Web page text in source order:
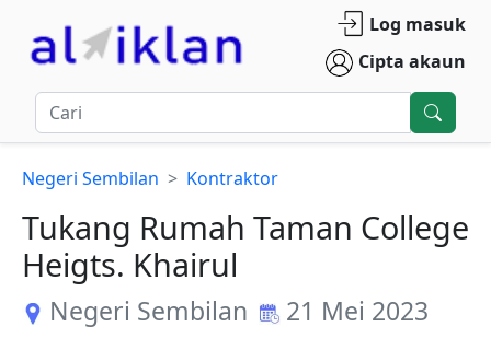
Log masuk
Cipta akaun
Negeri Sembilan Kontraktor
Tukang Rumah Taman College
Heigts. Khairul
Negeri Sembilan
21 Mei 2023